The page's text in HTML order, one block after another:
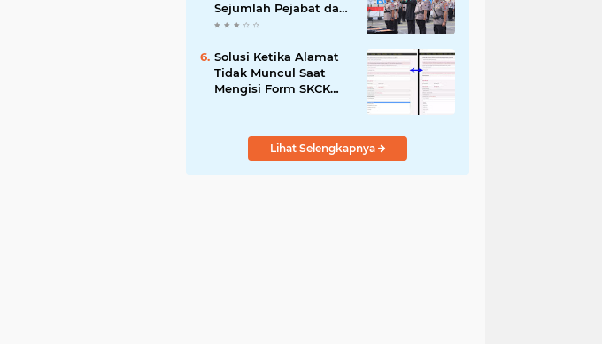
Sejumlah Pejabat dan
laporan Kenaikan
Solusi Ketika Alamat
Tidak Muncul Saat
Mengisi Form SKCK
Lihat Selengkapnya